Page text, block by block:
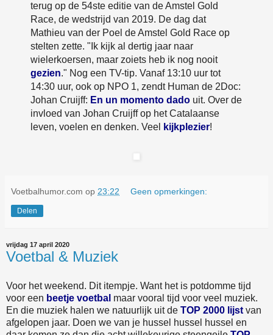
terug op de 54ste editie van de Amstel Gold
Race, de wedstrijd van 2019. De dag dat
Mathieu van der Poel de Amstel Gold Race op
stelten zette. "Ik kijk al dertig jaar naar
wielerkoersen, maar zoiets heb ik nog nooit
gezien." Nog een TV-tip. Vanaf 13:10 uur tot
14:30 uur, ook op NPO 1, zendt Human de 2Doc:
Johan Cruijff: En un momento dadouit. Over de
invloed van Johan Cruijff op het Catalaanse
leven, voelen en denken. Veel
kijkplezier!
Voetbalhumor.com op 23:22 Geen opmerkingen:
Delen
vrijdag 17 april 2020
Voetbal & Muziek
Voor het weekend. Dit itempje. Want het is potdomme tijd
voor een beetje voetbal maar vooral tijd voor veel muziek.
En die muziek halen we natuurlijk uit de TOP 2000 lijst van
afgelopen jaar. Doen we van je hussel hussel hussel en